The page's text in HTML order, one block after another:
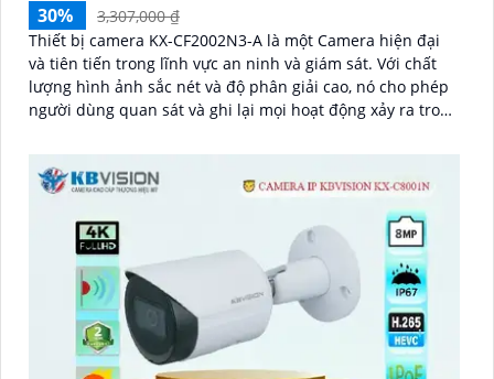
30%
3,307,000 ₫
Thiết bị camera KX-CF2002N3-A là một Camera hiện đại
và tiên tiến trong lĩnh vực an ninh và giám sát. Với chất
lượng hình ảnh sắc nét và độ phân giải cao, nó cho phép
người dùng quan sát và ghi lại mọi hoạt động xảy ra trong